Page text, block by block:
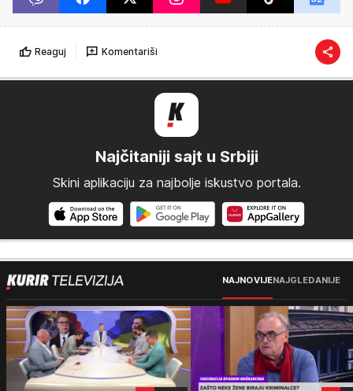
Reaguj Komentariši
Najčitaniji sajt u Srbiji
Skini aplikaciju za najbolje iskustvo portala.
NAJNOVIJENAJGLEDANIJE